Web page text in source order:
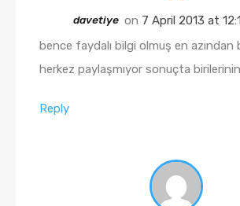
davetiye on 7 April 2013 at
bence faydalı bilgi olmuş en azından
herkez paylaşmıyor sonuçta
Reply